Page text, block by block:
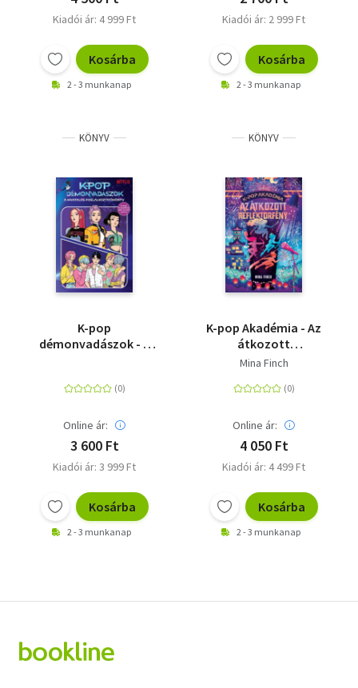
Kiadói ár: 4 999 Ft
Kosárba
2 - 3 munkanap
Kiadói ár: 2 999 Ft
Kosárba
2 - 3 munkanap
KÖNYV
K-pop
démonvadászok - A
Kirakók, útvesztők és
Online ár:
3 600 Ft
Kiadói ár: 3 999 Ft
Kosárba
2 - 3 munkanap
KÖNYV
K-pop Akadémia - Az
átkozott
reflektorfény
Mina Finch
Online ár:
4 050 Ft
Kiadói ár: 4 499 Ft
Kosárba
2 - 3 munkanap